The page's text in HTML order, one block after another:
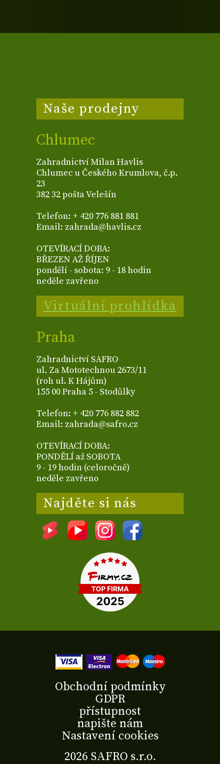
Naše prodejny
Chlumec
Zahradnictví Milan Havlis
Chlumec u Českého Krumlova, č.p.
23
382 32 pošta Velešín
Telefon: + 420 776 881 881
Email: zahrada@havlis.cz
OTEVÍRACÍ DOBA:
BŘEZEN AŽ ŘÍJEN
pondělí - sobota: 9 - 18 hodin
neděle zavřeno
Virtuální prohlídka
Praha
Zahradnictví SAFRO
ul. Za Mototechnou 2673/11
(roh ul. K Hájům)
155 00 Praha 5 - Stodůlky
Telefon: + 420 776 882 882
Email: zahrada@safro.cz
OTEVÍRACÍ DOBA:
PONDĚLÍ až SOBOTA
9 - 19 hodin (celoročně)
neděle zavřeno
Najděte si nás
2026 SAFRO s.r.o.
Obchodní podmínky
GDPR
přístupnost
napište nám
Nastavení cookies